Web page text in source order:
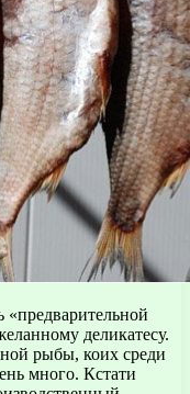
деликатесу.
рыбы, коих среди
много. Кстати